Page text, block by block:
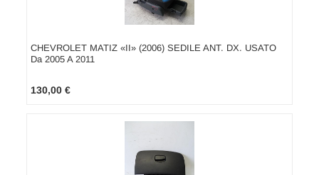
CHEVROLET MATIZ «II» (2006) SEDILE ANT. DX. USATO
Da 2005 A 2011
130,00 €